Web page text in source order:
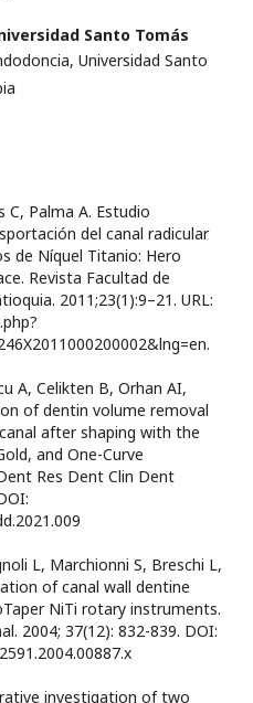
Santo Tomás
Universidad Santo
C, Palma A. Estudio
del canal radicular
de Níquel Titanio: Hero
Revista Facultad de
2011;23(1):9–21. URL:
A, Celikten B, Orhan AI,
of dentin volume removal
after shaping with the
and One-Curve
Res Dent Clin Dent
L, Marchionni S, Breschi L,
of canal wall dentine
NiTi rotary instruments.
2004; 37(12): 832-839. DOI:
investigation of two